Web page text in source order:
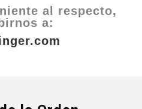
al respecto,
a: